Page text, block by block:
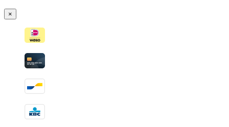
verzonden
wanneer
beschikbaar
×